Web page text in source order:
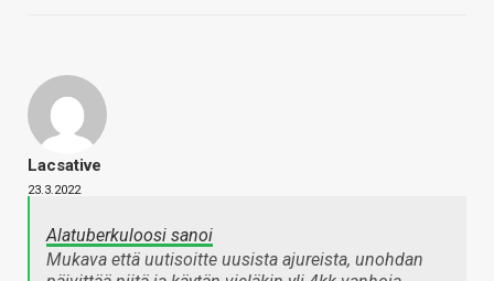
Lacsative
23.3.2022
Alatuberkuloosi sanoi
Mukava että uutisoitte uusista ajureista, unohdan